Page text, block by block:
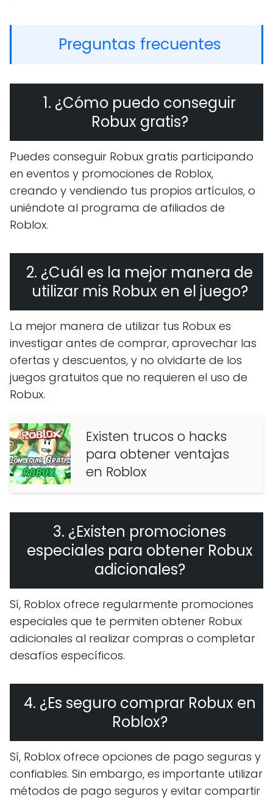
Preguntas frecuentes
1. ¿Cómo puedo conseguir
Robux gratis?
Puedes conseguir Robux gratis participando
en eventos y promociones de Roblox,
creando y vendiendo tus propios artículos, o
uniéndote al programa de afiliados de
Roblox.
2. ¿Cuál es la mejor manera de
utilizar mis Robux en el juego?
La mejor manera de utilizar tus Robux es
investigar antes de comprar, aprovechar las
ofertas y descuentos, y no olvidarte de los
juegos gratuitos que no requieren el uso de
Robux.
Existen trucos o hacks
para obtener ventajas
en Roblox
3. ¿Existen promociones
especiales para obtener Robux
adicionales?
Sí, Roblox ofrece regularmente promociones
especiales que te permiten obtener Robux
adicionales al realizar compras o completar
desafíos específicos.
4. ¿Es seguro comprar Robux en
Roblox?
Sí, Roblox ofrece opciones de pago seguras y
confiables. Sin embargo, es importante utilizar
métodos de pago seguros y evitar compartir